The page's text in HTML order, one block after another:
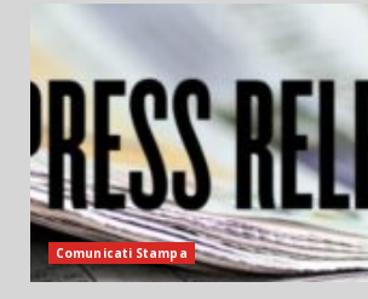
Comunicati Stampa